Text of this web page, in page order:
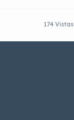
174 Vistas